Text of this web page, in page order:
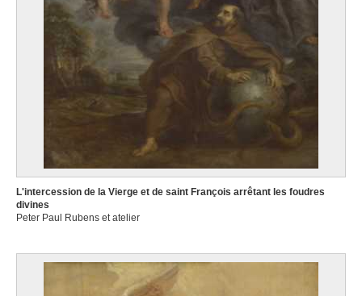
L'intercession de la Vierge et de saint François arrêtant les foudres
divines
Peter Paul Rubens et atelier